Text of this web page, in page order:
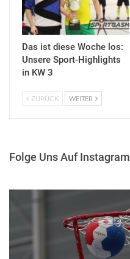
Das ist diese Woche los:
Unsere Sport-Highlights
in KW 3
ZURÜCK WEITER
Folge Uns Auf Instagram